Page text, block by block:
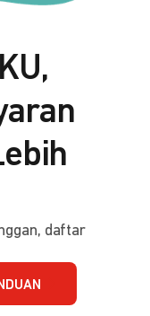
daftar